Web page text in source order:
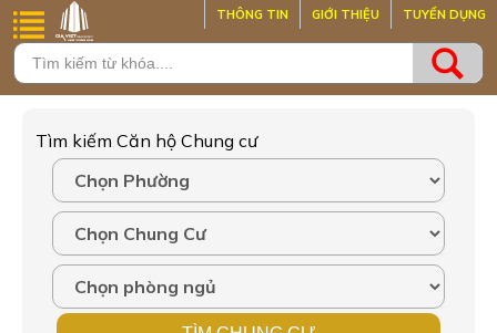
THÔNG TIN GIỚI THIỆU TUYỂN DỤNG
Tìm kiếm Căn hộ Chung cư